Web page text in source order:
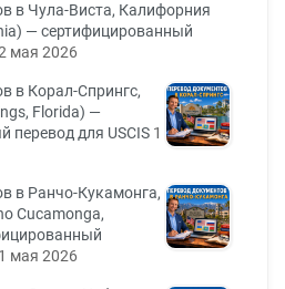
в Чула-Виста, Калифорния
— сертифицированный
мая 2026
в Корал-Спрингс,
Florida) —
перевод для USCIS 1
в Ранчо-Кукамонга,
Cucamonga,
1 мая 2026